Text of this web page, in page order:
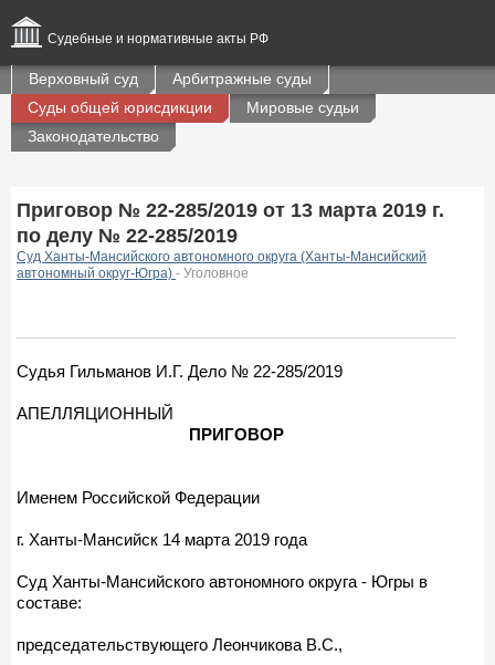
Судебные и нормативные акты РФ
Верховный суд
Арбитражные суды
Суды общей юрисдикции
Мировые судьи
Законодательство
Приговор № 22-285/2019 от 13 марта 2019 г.
по делу № 22-285/2019
Суд Ханты-Мансийского автономного округа (Ханты-Мансийский
автономный округ-Югра) - Уголовное
Судья Гильманов И.Г. Дело № 22-285/2019
АПЕЛЛЯЦИОННЫЙ
ПРИГОВОР
Именем Российской Федерации
г. Ханты-Мансийск 14 марта 2019 года
Суд Ханты-Мансийского автономного округа - Югры в
составе:
председательствующего Леончикова В.С.,